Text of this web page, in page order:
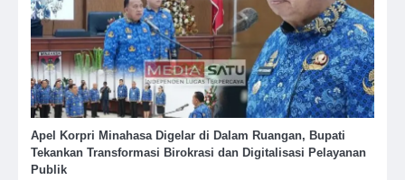
Apel Korpri Minahasa Digelar di Dalam Ruangan, Bupati
Tekankan Transformasi Birokrasi dan Digitalisasi Pelayanan
Publik